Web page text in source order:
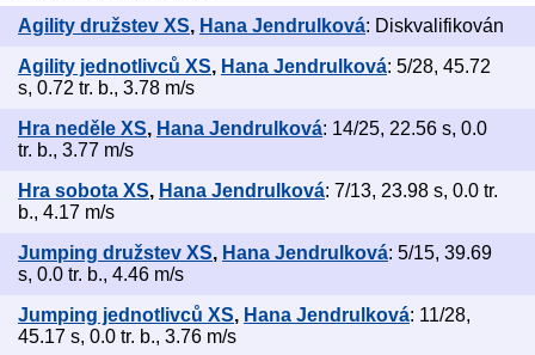
Agility družstev XS, Hana Jendrulková: Diskvalifikován
Agility jednotlivců XS, Hana Jendrulková: 5/28, 45.72
s, 0.72 tr. b., 3.78 m/s
Hra neděle XS, Hana Jendrulková: 14/25, 22.56 s, 0.0
tr. b., 3.77 m/s
Hra sobota XS, Hana Jendrulková: 7/13, 23.98 s, 0.0 tr.
b., 4.17 m/s
Jumping družstev XS, Hana Jendrulková: 5/15, 39.69
s, 0.0 tr. b., 4.46 m/s
Jumping jednotlivců XS, Hana Jendrulková: 11/28,
45.17 s, 0.0 tr. b., 3.76 m/s